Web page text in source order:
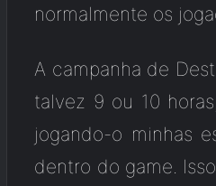
normalmente os
A campanha de
talvez 9 ou 10
jogando-o minhas
dentro do game.